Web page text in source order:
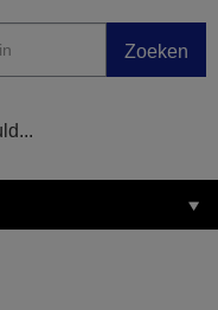
Zoeken